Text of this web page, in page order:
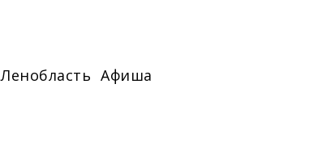
Ленобласть Афиша